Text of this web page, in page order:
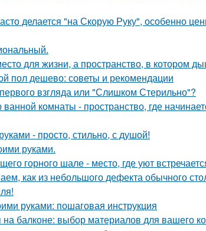
делается "на Скорую Руку", особенно
для жизни, а пространство, в котором
пол дешево: советы и рекомендации
взгляда или "Слишком Стерильно"?
комнаты - пространство, где
- просто, стильно, с душой!
руками.
горного шале - место, где уют
как из небольшого дефекта обычного
руками: пошаговая инструкция
на балконе: выбор материалов для вашего